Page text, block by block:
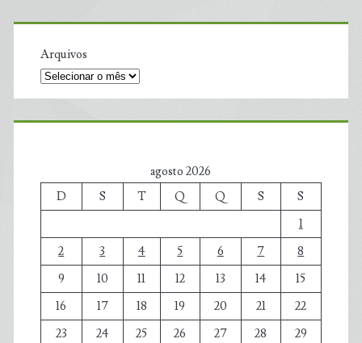
Arquivos
agosto 2026
D
S T Q Q S
S
1
2
3 4 5 6 7
8
9
10 11 12 13 14
15
16
17 18 19 20 21
22
23
24 25 26 27 28
29